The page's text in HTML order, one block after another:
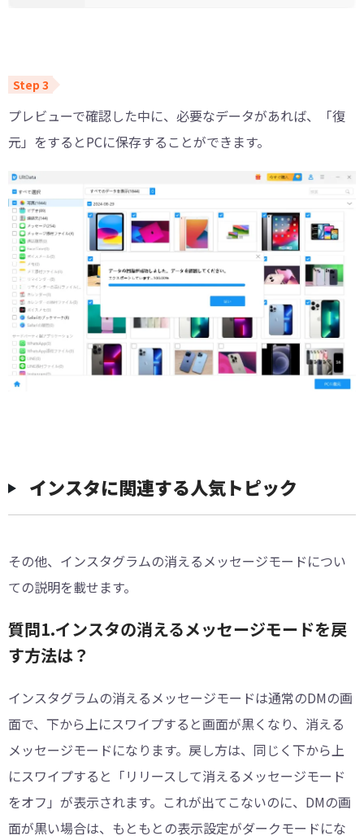
プレビューで確認した中に、必要なデータがあれば、「復
元」をするとPCに保存することができます。
インスタに関連する人気トピック
その他、インスタグラムの消えるメッセージモードについ
ての説明を載せます。
質問1.インスタの消えるメッセージモードを戻
す方法は？
インスタグラムの消えるメッセージモードは通常のDMの画
面で、下から上にスワイプすると画面が黒くなり、消える
メッセージモードになります。戻し方は、同じく下から上
にスワイプすると「リリースして消えるメッセージモード
をオフ」が表示されます。これが出てこないのに、DMの画
面が黒い場合は、もともとの表示設定がダークモードにな